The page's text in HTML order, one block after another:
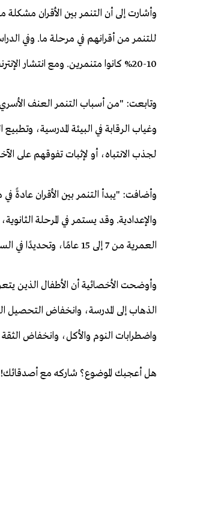
وأشارت إلى أن التنمر بين الأقران
10-20% كانوا متنمرين. ومع انتشار الإنترنت، ارتفعت معدلات التنمر الإلكتروني بشكل كبير."
وتابعت: "من أسباب التنمر العنف
وغياب الرقابة في البيئة المدرسية،
لجذب الانتباه، أو لإثبات تفوقهم على
وأضافت: "يبدأ التنمر بين الأقران عادةً في
والإعدادية. وقد يستمر في المرحلة
العمرية من 7 إلى 15 عامًا، وتحديدًا في السنوات الأخيرة من المرحلة الابتدائية وطوال المرحلة الإعدادية."
وأوضحت الأخصائية أن الأطفال الذين
الذهاب إلى المدرسة، وانخفاض التحصيل
واضطرابات النوم والأكل، وانخفاض
هل أعجبك الموضوع؟ شاركه مع أصدقائك!